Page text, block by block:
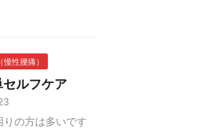
性腰痛）
ルフケア
りの方は多いです